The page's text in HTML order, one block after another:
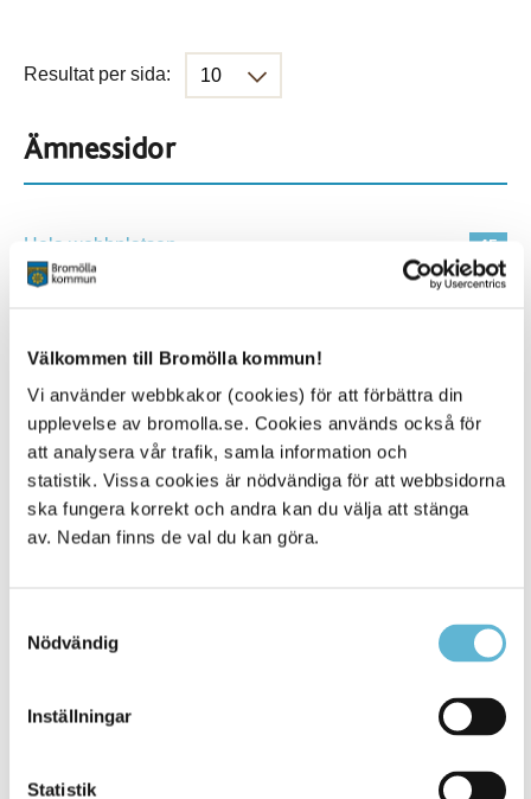
Välkommen till Bromölla kommun!
Vi använder webbkakor (cookies) för att förbättra din
upplevelse av bromolla.se. Cookies används också för
att analysera vår trafik, samla information och
statistik. Vissa cookies är nödvändiga för att webbsidorna
ska fungera korrekt och andra kan du välja att stänga
av. Nedan finns de val du kan göra.
Nödvändig
Inställningar
Statistik
Resultat per sida:
Ämnessidor
45
Hela webbplatsen
45
Alla platser
KONTAKT
Besöksadress